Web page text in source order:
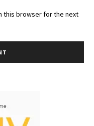
this browser for the next